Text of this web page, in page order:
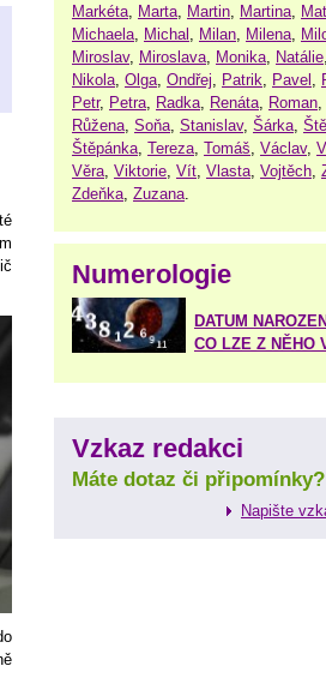
Markéta Marta Martin Martina
Michaela Michal Milan Milena
Miroslav, Miroslava Monika Natálie
Nikola Olga Ondřej Patrik Pavel
Petr, Petra Radka Renáta Roman
Růžena Soňa Stanislav, Šárka
Štěpánka Tereza Tomáš Václav,
Věra Viktorie Vít Vlasta Vojtěch
Zdeňka Zuzana
Numerologie
DATUM NAROZENÍ
CO LZE Z NĚHO
Vzkaz redakci
Máte dotaz či připomínky?
Napište